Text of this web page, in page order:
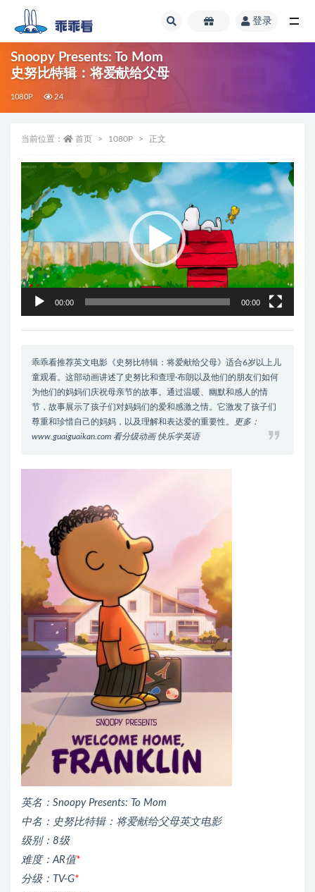
登录
Snoopy Presents: To Mom
史努比特辑：将爱献给父母
1080P 24
当前位置： 首页 1080P 正文
视
播
放
器
00:00 00:00
乖乖看推荐英文电影《史努比特辑：将爱献给父母》适合6岁以上儿
童观看。这部动画讲述了史努比和查理·布朗以及他们的朋友们如何
为他们的妈妈们庆祝母亲节的故事。通过温暖、幽默和感人的情
节，故事展示了孩子们对妈妈们的爱和感激之情。它激发了孩子们
尊重和珍惜自己的妈妈，以及理解和表达爱的重要性。
更多：
www.guaiguaikan.com 看分级动画 快乐学英语
英名：Snoopy Presents: To Mom
中名：史努比特辑：将爱献给父母英文电影
级别：8级
难度：AR值*
分级：TV-G*